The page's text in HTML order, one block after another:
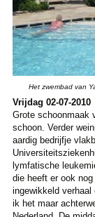
Het zwembad van
Vrijdag 02-07-2010
Grote schoonmaak
schoon. Verder
aardig bedrijfje
lymfatische
die heeft er ook
ingewikkeld
ik het maar